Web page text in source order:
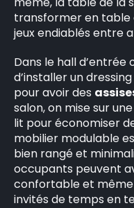
transformer en table
jeux endiablés entre
Dans le hall d’entrée
d’installer un
pour avoir des
salon, on mise sur
lit pour économiser
mobilier modulable
bien rangé et
occupants peuvent
confortable et
invités de temps en
: